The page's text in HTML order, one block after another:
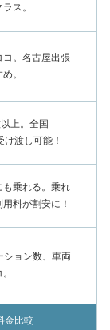
ス。
コ。名古屋出張
。
上。全国
渡し可能！
も乗れる。乗れ
料が割安に！
ション数、車両
金比較